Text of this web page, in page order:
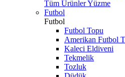
Tüm Ürünler Yüzme
Futbol
Futbol
Futbol Topu
Amerikan Futbol
Kaleci Eldiveni
Tekmelik
Tozluk